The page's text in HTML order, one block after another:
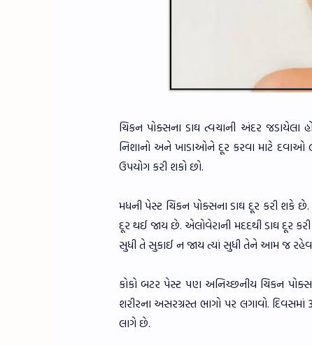
ચિકન પોક્સના ડાઘ ત્વચાની અંદર
નિશાનો અને ખાડાઓને દૂર કરવા માટે
ઉપયોગ કરી શકો છો.
મધની પેસ્ટ ચિકન પોક્સના ડાઘ દૂર કરી શકે
દૂર થઈ જાય છે. એલોવેરાની મદદથી ડાઘ દૂર
સુધી તે સુકાઈ ન જાય ત્યાં સુધી તેને આમ જ
કોકો બટર પેસ્ટ પણ અનિચ્છનીય ચિકન
શરીરના અસરગ્રસ્ત ભાગો પર લગાવો.
લાગે છે.